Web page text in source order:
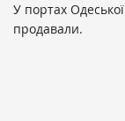
У портах
продавали.